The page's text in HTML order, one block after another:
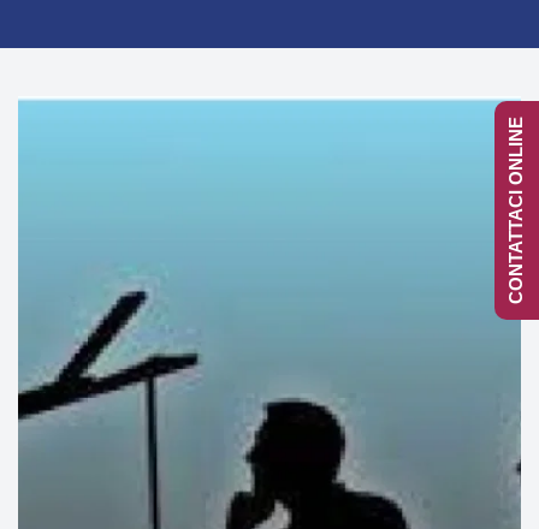
CONTATTACI ONLINE